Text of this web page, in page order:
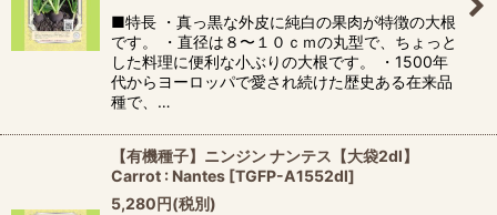
■特長 ・真っ黒な外皮に純白の果肉が特徴の大根
です。 ・直径は８〜１０ｃｍの丸型で、ちょっと
した料理に便利な小ぶりの大根です。 ・1500年
代からヨーロッパで愛され続けた歴史ある在来品
種で、…
【有機種子】ニンジン ナンテス【大袋2dl】
Carrot : Nantes [TGFP-A1552dl]
5,280円(税別)